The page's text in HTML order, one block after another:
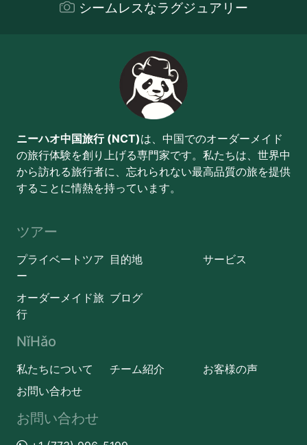
シームレスなラグジュアリー
ニーハオ中国旅行 (NCT)は、中国でのオーダーメイド
の旅行体験を創り上げる専門家です。私たちは、世界中
から訪れる旅行者に、忘れられない最高品質の旅を提供
することに情熱を持っています。
ツアー
プライベートツア
ー
目的地 サービス
オーダーメイド旅
行
ブログ
NǐHǎo
私たちについて チーム紹介
お客様の声
お問い合わせ
お問い合わせ